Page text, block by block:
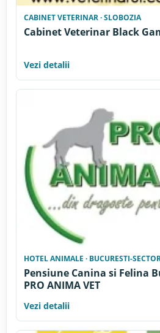
CABINET VETERINAR · SLOBOZIA
Cabinet Veterinar Black
Vezi detalii
HOTEL ANIMALE · BUCURESTI-
Pensiune Canina si Felina
PRO ANIMA VET
Vezi detalii